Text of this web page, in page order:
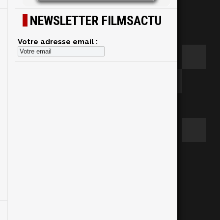
NEWSLETTER FILMSACTU
Votre adresse email :